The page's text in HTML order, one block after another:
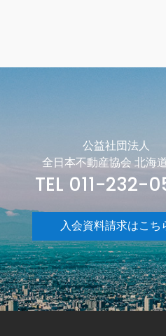
公益社団法人
全日本不動産協会 北海
TEL 011-232-
入会資料請求はこち